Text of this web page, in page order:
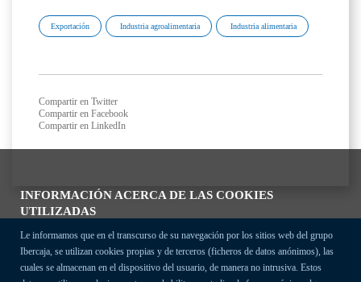
INFORMACIÓN ACERCA DE LAS COOKIES
UTILIZADAS
Le informamos que en el transcurso de su navegación por los sitios web del grupo
Ibercaja, se utilizan cookies propias y de terceros (ficheros de datos anónimos), las
cuales se almacenan en el dispositivo del usuario, de manera no intrusiva. Estos
Exportación Industria agroalimentaria Industria alimentaria
Compartir en Twitter
Compartir en Facebook
Compartir en LinkedIn